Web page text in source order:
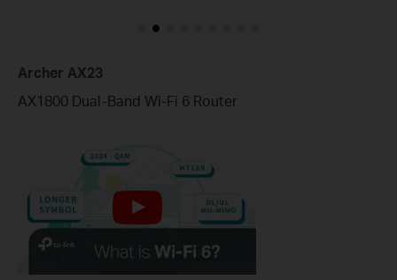
Archer AX23
AX1800 Dual-Band Wi-Fi 6 Router